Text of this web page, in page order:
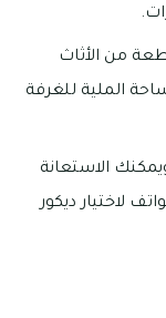
من الأثاث
الملية للغرفة
الاستعانة
لاختيار ديكور